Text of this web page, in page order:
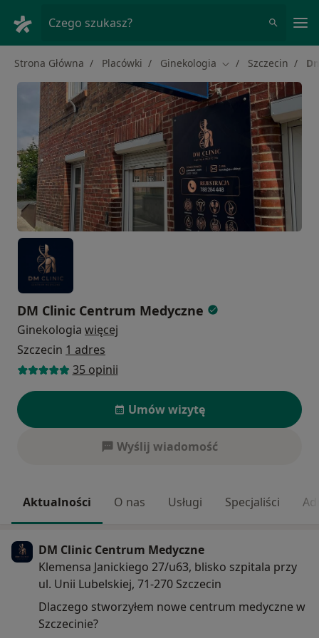
Czego szukasz?
Strona Główna Placówki Ginekologia Zmień miasto
Szczecin
DM Clinic Centrum Medyczne
Ginekologia więcej
Szczecin 1 adres
35 opinii
Umów wizytę
Wyślij wiadomość
Aktualności O nas Usługi Specjaliści
DM Clinic Centrum Medyczne
Klemensa Janickiego 27/u63, blisko szpitala przy
ul. Unii Lubelskiej, 71-270 Szczecin
Dlaczego stworzyłem nowe centrum medyczne w
Szczecinie?